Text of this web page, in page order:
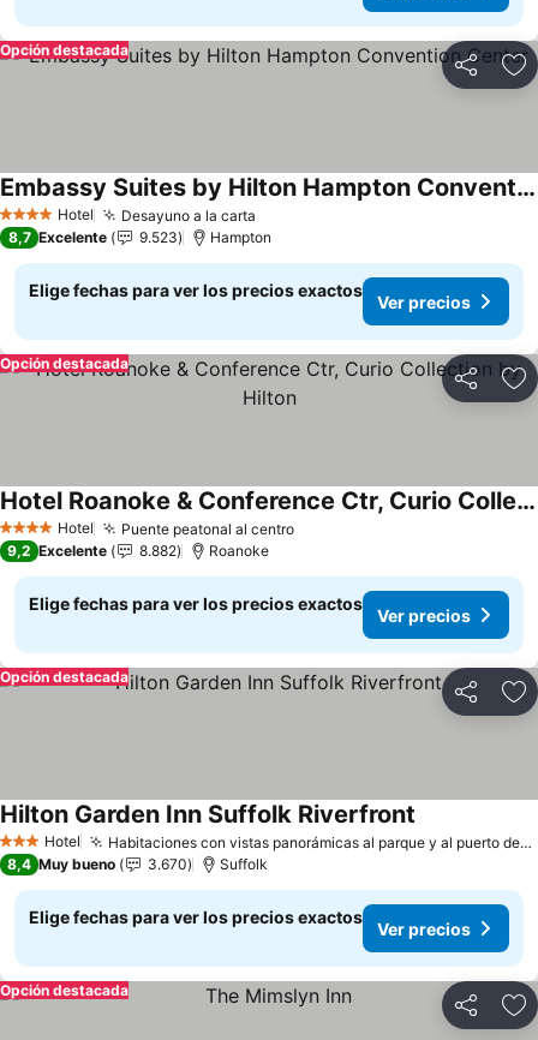
Compartir
Opción destacada
4 EstrellasHotel Desayuno a la carta
Embassy Suites by Hilton Hampton Convention Center
8,7 Excelente 9.523 Hampton
Elige fechas para ver los precios exactos
Ver precios
Compartir
Opción destacada
4 EstrellasHotel Puente peatonal al centro
Hotel Roanoke & Conference Ctr, Curio Collection by Hilton
9,2 Excelente 8.882 Roanoke
Elige fechas para ver los precios exactos
Ver precios
Compartir
Opción destacada
3 Estrellas
Hotel Habitaciones con vistas panorámicas al parque y al puerto deportivo.
Hilton Garden Inn Suffolk Riverfront
8,4 Muy bueno 3.670 Suffolk
Elige fechas para ver los precios exactos
Ver precios
Compartir
Opción destacada